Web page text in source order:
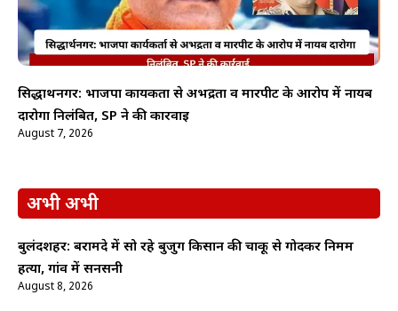
सिद्धार्थनगर: भाजपा कार्यकर्ता से अभद्रता व मारपीट के आरोप में नायब
दारोगा निलंबित, SP ने की कार्रवाई
August 7, 2026
अभी अभी
बुलंदशहर: बरामदे में सो रहे बुजुर्ग किसान की चाकू से गोदकर निर्मम
हत्या, गांव में सनसनी
August 8, 2026